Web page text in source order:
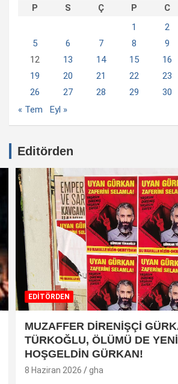
P
S Ç P C
1
2
5
6 7 8 9
12
13 14 15 16
19
20 21 22 23
26
27 28 29 30
« Tem
Eyl »
Editörden
EDİTÖRDEN
MUZAFFER DİRENİŞÇİ
TÜRKOĞLU, ÖLÜMÜ DE
HOŞGELDİN GÜRKAN!
8 Haziran 2026 gha